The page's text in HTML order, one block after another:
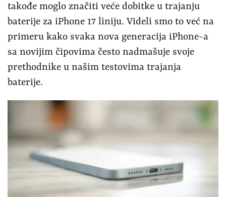
takođe moglo značiti veće dobitke u trajanju
baterije za iPhone 17 liniju. Videli smo to već na
primeru kako svaka nova generacija iPhone-a
sa novijim čipovima često nadmašuje svoje
prethodnike u našim testovima trajanja
baterije.